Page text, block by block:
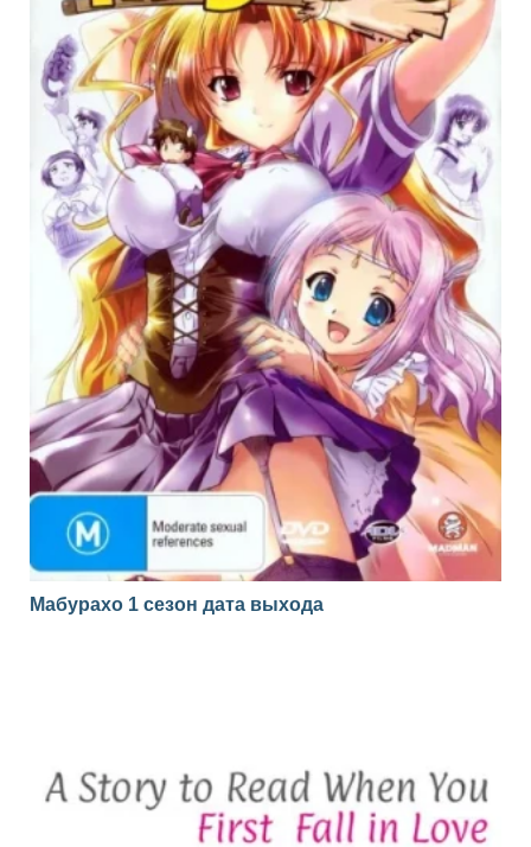
Мабурахо 1 сезон дата выхода